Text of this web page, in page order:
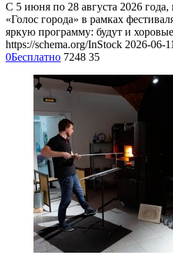
С 5 июня по 28 августа 2026
«Голос города» в рамках
яркую программу: будут и
https://schema.org/InStock 2026-06-
0Бесплатно 7248 35